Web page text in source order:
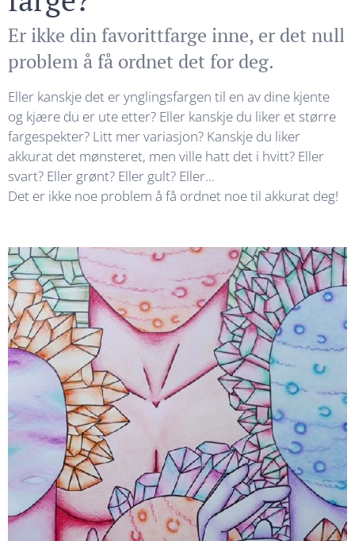
Er ikke din favorittfarge inne, er det null
problem å få ordnet det for deg.
Eller kanskje det er ynglingsfargen til en av dine kjente
og kjære du er ute etter? Eller kanskje du liker et større
fargespekter? Litt mer variasjon? Kanskje du liker
akkurat det mønsteret, men ville hatt det i hvitt? Eller
svart? Eller grønt? Eller gult? Eller...
Det er ikke noe problem å få ordnet noe til akkurat deg!